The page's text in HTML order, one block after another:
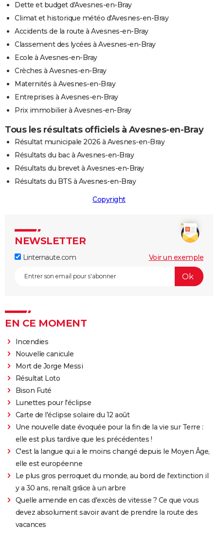
Dette et budget d'Avesnes-en-Bray
Climat et historique météo d'Avesnes-en-Bray
Accidents de la route à Avesnes-en-Bray
Classement des lycées à Avesnes-en-Bray
Ecole à Avesnes-en-Bray
Crèches à Avesnes-en-Bray
Maternités à Avesnes-en-Bray
Entreprises à Avesnes-en-Bray
Prix immobilier à Avesnes-en-Bray
Tous les résultats officiels à Avesnes-en-Bray
Résultat municipale 2026 à Avesnes-en-Bray
Résultats du bac à Avesnes-en-Bray
Résultats du brevet à Avesnes-en-Bray
Résultats du BTS à Avesnes-en-Bray
Copyright
NEWSLETTER
Linternaute.com Voir un exemple
EN CE MOMENT
Incendies
Nouvelle canicule
Mort de Jorge Messi
Résultat Loto
Bison Futé
Lunettes pour l'éclipse
Carte de l'éclipse solaire du 12 août
Une nouvelle date évoquée pour la fin de la vie sur Terre :
elle est plus tardive que les précédentes !
C'est la langue qui a le moins changé depuis le Moyen Âge,
elle est européenne
Le plus gros perroquet du monde, au bord de l'extinction il
y a 30 ans, renaît grâce à un arbre
Quelle amende en cas d'excès de vitesse ? Ce que vous
devez absolument savoir avant de prendre la route des
vacances